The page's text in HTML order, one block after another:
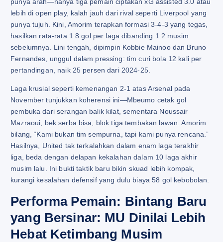
punya arah—hanya tiga pemain ciptakan xG assisted 3.0 atau
lebih di open play, kalah jauh dari rival seperti Liverpool yang
punya tujuh. Kini, Amorim terapkan formasi 3-4-3 yang tegas,
hasilkan rata-rata 1.8 gol per laga dibanding 1.2 musim
sebelumnya. Lini tengah, dipimpin Kobbie Mainoo dan Bruno
Fernandes, unggul dalam pressing: tim curi bola 12 kali per
pertandingan, naik 25 persen dari 2024-25.
Laga krusial seperti kemenangan 2-1 atas Arsenal pada
November tunjukkan koherensi ini—Mbeumo cetak gol
pembuka dari serangan balik kilat, sementara Noussair
Mazraoui, bek serba bisa, blok tiga tembakan lawan. Amorim
bilang, “Kami bukan tim sempurna, tapi kami punya rencana.”
Hasilnya, United tak terkalahkan dalam enam laga terakhir
liga, beda dengan delapan kekalahan dalam 10 laga akhir
musim lalu. Ini bukti taktik baru bikin skuad lebih kompak,
kurangi kesalahan defensif yang dulu biaya 58 gol kebobolan.
Performa Pemain: Bintang Baru
yang Bersinar: MU Dinilai Lebih
Hebat Ketimbang Musim